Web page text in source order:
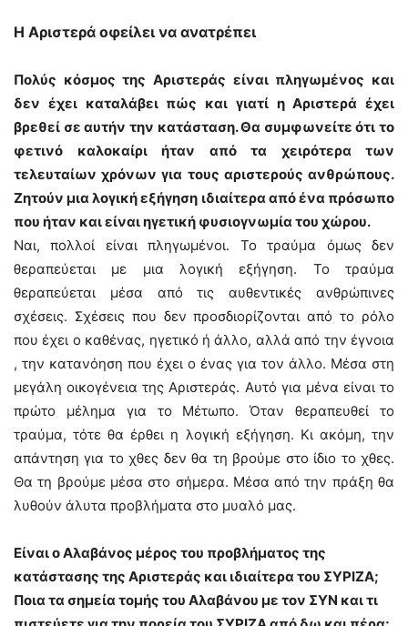
Η Αριστερά οφείλει να ανατρέπει
Πολύς κόσμος της Αριστεράς είναι πληγωμένος και
δεν έχει καταλάβει πώς και γιατί η Αριστερά έχει
βρεθεί σε αυτήν την κατάσταση. Θα συμφωνείτε ότι το
φετινό καλοκαίρι ήταν από τα χειρότερα των
τελευταίων χρόνων για τους αριστερούς ανθρώπους.
Ζητούν μια λογική εξήγηση ιδιαίτερα από ένα πρόσωπο
που ήταν και είναι ηγετική φυσιογνωμία του χώρου.
Ναι, πολλοί είναι πληγωμένοι. Το τραύμα όμως δεν
θεραπεύεται με μια λογική εξήγηση. Το τραύμα
θεραπεύεται μέσα από τις αυθεντικές ανθρώπινες
σχέσεις. Σχέσεις που δεν προσδιορίζονται από το ρόλο
που έχει ο καθένας, ηγετικό ή άλλο, αλλά από την έγνοια
, την κατανόηση που έχει ο ένας για τον άλλο. Μέσα στη
μεγάλη οικογένεια της Αριστεράς. Αυτό για μένα είναι το
πρώτο μέλημα για το Μέτωπο. Όταν θεραπευθεί το
τραύμα, τότε θα έρθει η λογική εξήγηση. Κι ακόμη, την
απάντηση για το χθες δεν θα τη βρούμε στο ίδιο το χθες.
Θα τη βρούμε μέσα στο σήμερα. Μέσα από την πράξη θα
λυθούν άλυτα προβλήματα στο μυαλό μας.
Είναι ο Αλαβάνος μέρος του προβλήματος της
κατάστασης της Αριστεράς και ιδιαίτερα του ΣΥΡΙΖΑ;
Ποια τα σημεία τομής του Αλαβάνου με τον ΣΥΝ και τι